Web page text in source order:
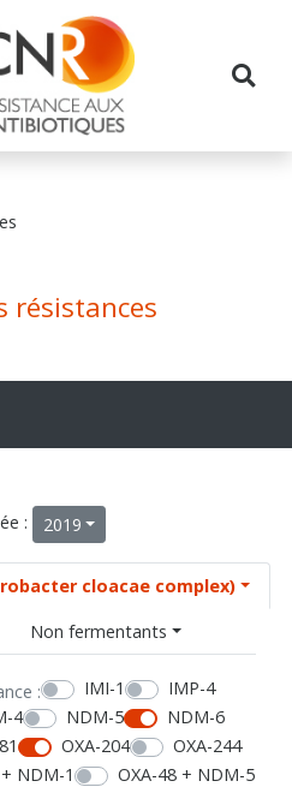
résistances
: 2019
cloacae complex)
Non fermentants
: IMI-1
IMP-4
4 NDM-5
NDM-6
OXA-204
OXA-244
NDM-1
OXA-48 + NDM-5